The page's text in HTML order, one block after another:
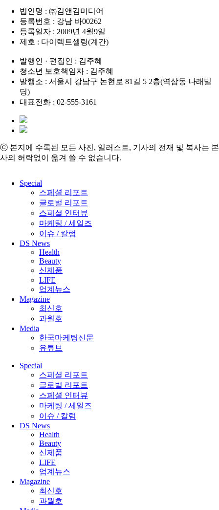
법인명 : ㈜김앤김미디어
등록번호 : 강남 바00262
등록일자 : 2009년 4월9일
제호 : 다이렉트셀링(계간)
발행인 · 편집인 : 김주혜
청소년 보호책임자 : 김주혜
발행소 : 서울시 강남구 논현로 81길 5 2층(역삼동 나래빌
딩)
대표전화 : 02-555-3161
ⓒ 본지에 수록된 모든 사진, 일러스트, 기사의 전재 및 복사는 본
사의 허락없이 옮겨 쓸 수 없습니다.
Close
Special
스페셜 리포트
글로벌 리포트
스페셜 인터뷰
마케팅 / 세일즈
이슈 / 칼럼
DS News
Health
Beauty
신제품
LIFE
업계뉴스
Magazine
최신호
과월호
Media
한국마케팅신문
유튜브
Special
스페셜 리포트
글로벌 리포트
스페셜 인터뷰
마케팅 / 세일즈
이슈 / 칼럼
DS News
Health
Beauty
신제품
LIFE
업계뉴스
Magazine
최신호
과월호